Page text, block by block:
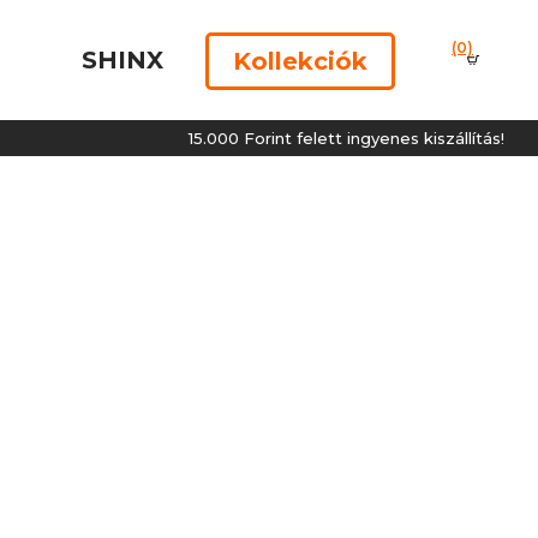
SHINX Kollekciók (0)
15.000 Forint felett ingyenes kiszállítás!